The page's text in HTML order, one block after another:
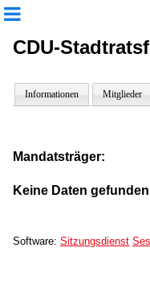
CDU-
Informationen Mitglieder
Mandatsträger:
Keine Daten
Software: Sitzungsdienst